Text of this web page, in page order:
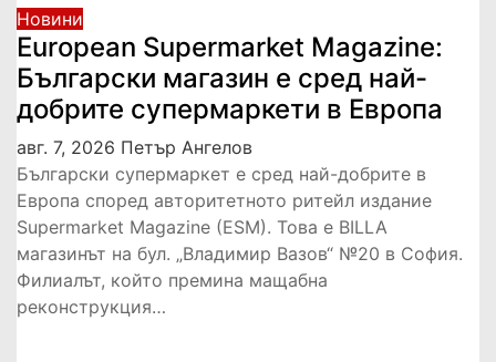
Новини
European Supermarket Magazine:
Български магазин е сред най-
добрите супермаркети в Европа
авг. 7, 2026 Петър Ангелов
Български супермаркет е сред най-добрите в
Европа според авторитетното ритейл издание
Supermarket Magazine (ESM). Това е BILLA
магазинът на бул. „Владимир Вазов“ №20 в София.
Филиалът, който премина мащабна
реконструкция…